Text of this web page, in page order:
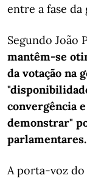
entre a fase da
Segundo João
mantêm-se
da votação na
convergência
demonstrar"
parlamentares.
A porta-voz do